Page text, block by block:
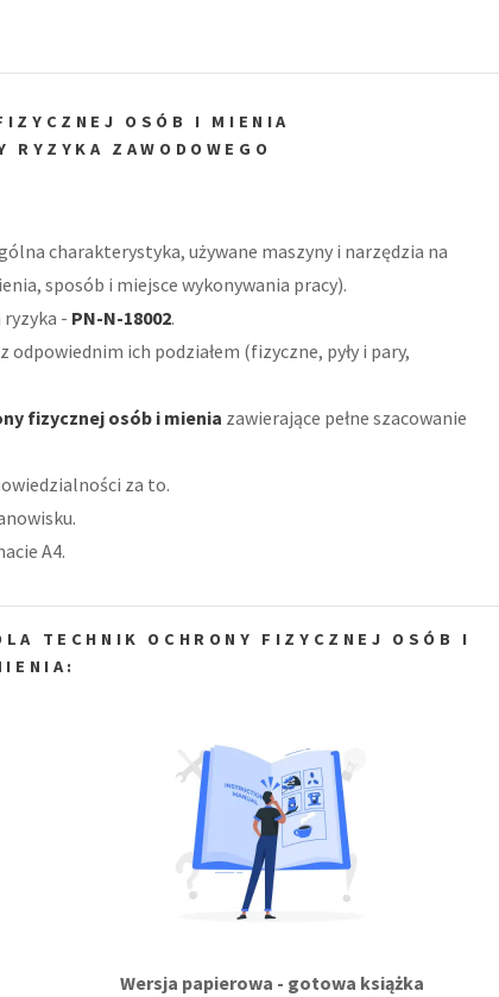
OSÓB I MIENIA
RYZYKA ZAWODOWEGO
charakterystyka, używane maszyny i narzędzia na
sposób i miejsce wykonywania pracy).
- PN-N-18002.
ich podziałem (fizyczne, pyły i pary,
fizycznej osób i mienia zawierające pełne szacowanie
za to.
A4.
TECHNIK OCHRONY FIZYCZNEJ OSÓB I
Wersja papierowa - gotowa książka